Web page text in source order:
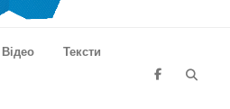
Відео Тексти